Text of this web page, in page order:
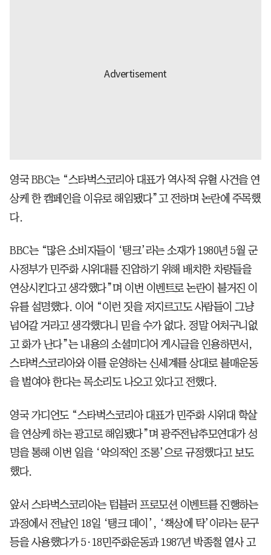
영국 BBC는 “스타벅스코리아 대표가 역사적 유혈 사건을 연
상케 한 캠페인을 이유로 해임됐다”고 전하며 논란에 주목했
다.
BBC는 “많은 소비자들이 ‘탱크’라는 소재가 1980년 5월 군
사정부가 민주화 시위대를 진압하기 위해 배치한 차량들을
연상시킨다고 생각했다”며 이번 이벤트로 논란이 불거진 이
유를 설명했다. 이어 “이런 짓을 저지르고도 사람들이 그냥
넘어갈 거라고 생각했다니 믿을 수가 없다. 정말 어처구니없
고 화가 난다”는 내용의 소셜미디어 게시글을 인용하면서,
스타벅스코리아와 이를 운영하는 신세계를 상대로 불매운동
을 벌여야 한다는 목소리도 나오고 있다고 전했다.
영국 가디언도 “스타벅스코리아 대표가 민주화 시위대 학살
을 연상케 하는 광고로 해임됐다”며 광주전남추모연대가 성
명을 통해 이번 일을 ‘악의적인 조롱’으로 규정했다고 보도
했다.
앞서 스타벅스코리아는 텀블러 프로모션 이벤트를 진행하는
과정에서 전날인 18일 ‘탱크 데이’, ‘책상에 탁’이라는 문구
등을 사용했다가 5·18민주화운동과 1987년 박종철 열사 고